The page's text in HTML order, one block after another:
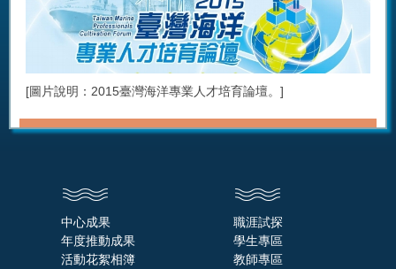
[圖片說明：2015臺灣海洋專業人才培育論壇。]
中心成果
年度推動成果
活動花絮相簿
職涯試探
學生專區
教師專區